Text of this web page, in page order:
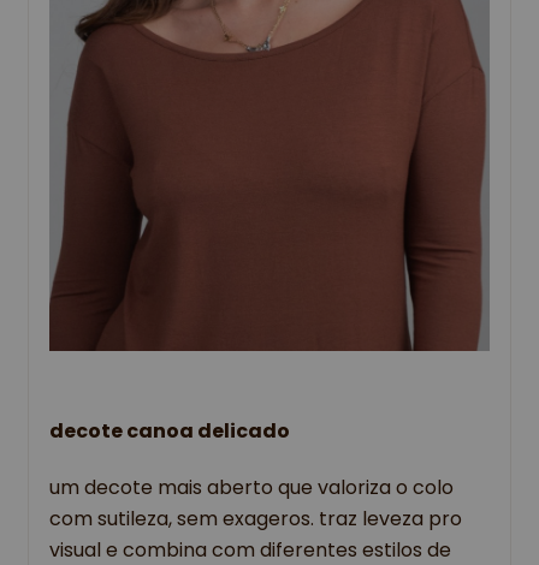
decote canoa delicado
um decote mais aberto que valoriza o colo
com sutileza, sem exageros. traz leveza pro
visual e combina com diferentes estilos de